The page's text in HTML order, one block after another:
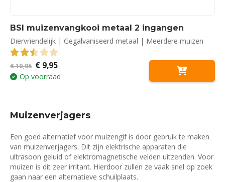
BSI muizenvangkooi metaal 2 ingangen
Diervriendelijk | Gegalvaniseerd metaal | Meerdere muizen
2.50out of 5
€10,95 Oorspronkelijke
prijs
was:
€9,95Huidige
prijs
is:
Op voorraad
Muizenverjagers
Een goed alternatief voor muizengif is door gebruik te maken
van muizenverjagers. Dit zijn elektrische apparaten die
ultrasoon geluid of elektromagnetische velden uitzenden. Voor
muizen is dit zeer irritant. Hierdoor zullen ze vaak snel op zoek
gaan naar een alternatieve schuilplaats.